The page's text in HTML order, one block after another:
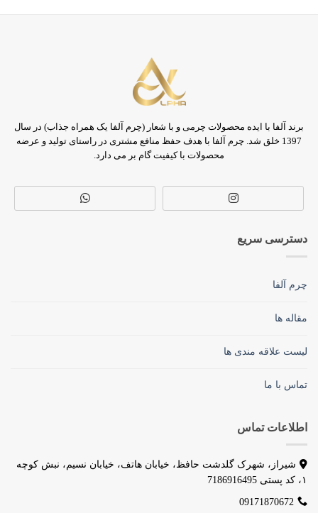
برند آلفا با ایده محصولات چرمی و با شعار (چرم آلفا یک همراه جذاب) در سال
1397 خلق شد. چرم آلفا با هدف حفظ منافع مشتری در راستای تولید و عرضه
محصولات با کیفیت گام بر می دارد.
دسترسی سریع
چرم آلفا
مقاله ها
لیست علاقه مندی ها
تماس با ما
اطلاعات تماس
شیراز، شهرک گلدشت حافظ، خیابان هاتف، خیابان نسیم، نبش کوچه
۱، کد پستی 7186916495
09171870672